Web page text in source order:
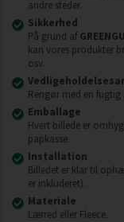
andre steder.
Sikkerhed
På grund af
kan vores produkter
osv.
Rengør med en fugtig
Emballage
Hvert billede er
papkasse.
Installation
Billedet er klar til
er inkluderet).
Materiale
Lærred eller Fleece.